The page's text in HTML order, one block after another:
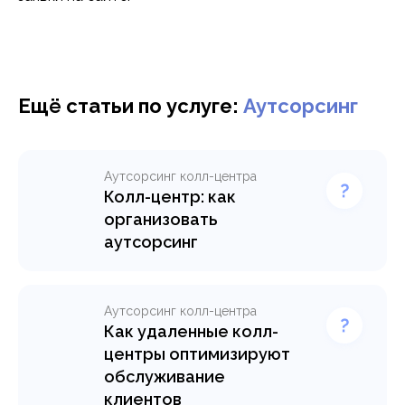
Ещё статьи по услуге: Аутсорсинг
Аутсорсинг колл-центра
Колл-центр: как
организовать
аутсорсинг
так просто и, к тому же,
довольно затратно,
поэтому мы рады
предложить вам услуги
аутсорсинга колл-центра.
Аутсорсинг колл-центра
Как удаленные колл-
центры оптимизируют
обслуживание
клиентов